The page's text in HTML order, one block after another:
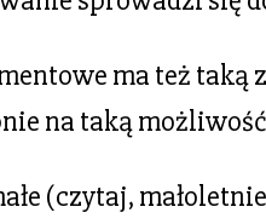
ma też
na taką
(czytaj,